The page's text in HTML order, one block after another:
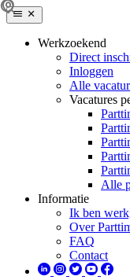
Werkzoekend
Direct
Inloggen
Alle
Vacatures
Alle
Informatie
Ik ben
Over
FAQ
Contact